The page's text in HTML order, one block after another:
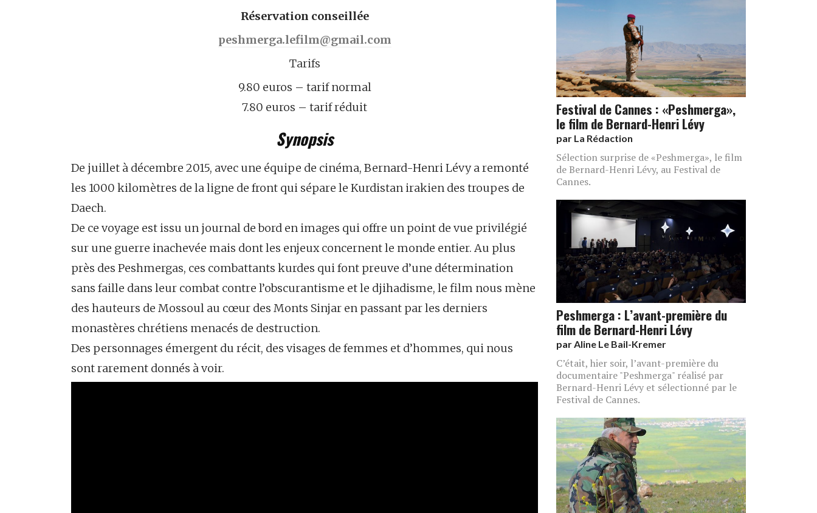
Réservation conseillée
peshmerga.lefilm@gmail.com
Tarifs
9.80 euros – tarif normal
7.80 euros – tarif réduit
Synopsis
De juillet à décembre 2015, avec une équipe de cinéma, Bernard-Henri Lévy a remonté
les 1000 kilomètres de la ligne de front qui sépare le Kurdistan irakien des troupes de
Daech.
De ce voyage est issu un journal de bord en images qui offre un point de vue privilégié
sur une guerre inachevée mais dont les enjeux concernent le monde entier. Au plus
près des Peshmergas, ces combattants kurdes qui font preuve d’une détermination
sans faille dans leur combat contre l’obscurantisme et le djihadisme, le film nous mène
des hauteurs de Mossoul au cœur des Monts Sinjar en passant par les derniers
monastères chrétiens menacés de destruction.
Des personnages émergent du récit, des visages de femmes et d’hommes, qui nous
sont rarement donnés à voir.
Festival de Cannes : «Peshmerga»,
le film de Bernard-Henri Lévy
par La Rédaction
Sélection surprise de «Peshmerga», le film
de Bernard-Henri Lévy, au Festival de
Cannes.
Peshmerga : L’avant-première du
film de Bernard-Henri Lévy
parAline Le Bail-Kremer
C’était, hier soir, l’avant-première du
documentaire "Peshmerga" réalisé par
Bernard-Henri Lévy et sélectionné par le
Festival de Cannes.